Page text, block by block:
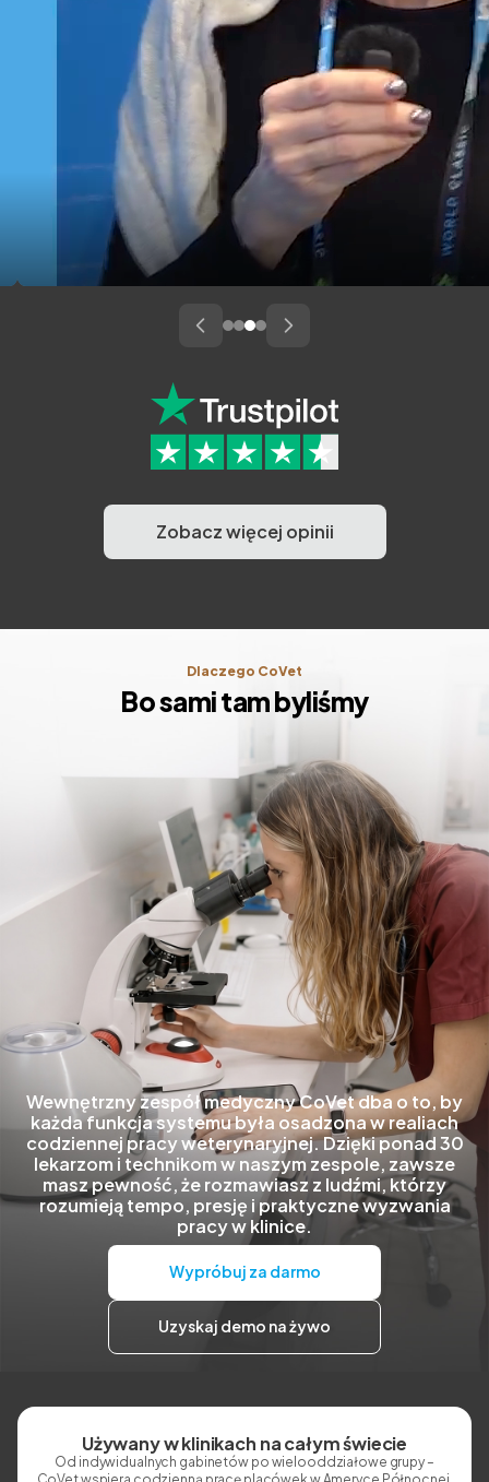
Zobacz więcej opinii
Dlaczego CoVet
Bo sami tam byliśmy
Wewnętrzny zespół medyczny CoVet dba o to, by
każda funkcja systemu była osadzona w realiach
codziennej pracy weterynaryjnej. Dzięki ponad 30
lekarzom i technikom w naszym zespole, zawsze
masz pewność, że rozmawiasz z ludźmi, którzy
rozumieją tempo, presję i praktyczne wyzwania
pracy w klinice.
Wypróbuj za darmo
Uzyskaj demo na żywo
Używany w klinikach na całym świecie
Od indywidualnych gabinetów po wielooddziałowe grupy –